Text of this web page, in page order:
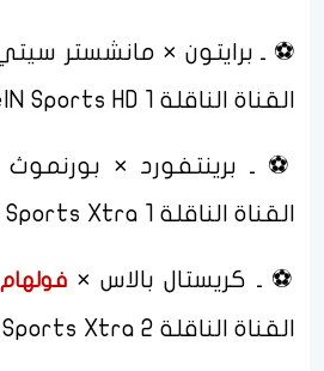
القناة الناقلة beIN Sports HD 1 .
القناة الناقلة beIN Sports Xtra 1 .
⚽ ـ كريستال بالاس ×فولهام
القناة الناقلة beIN Sports Xtra 2 .